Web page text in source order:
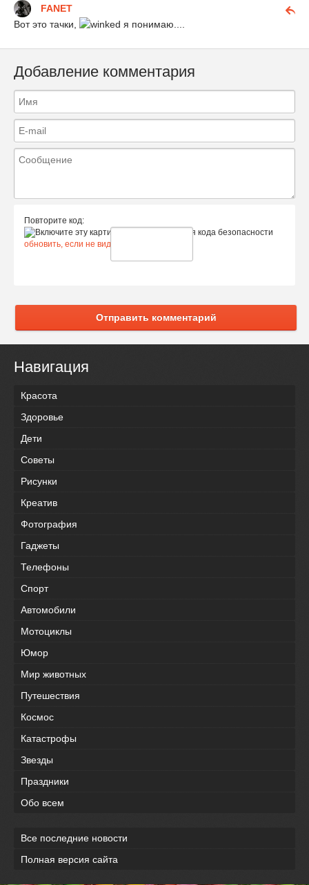
FANET
Вот это тачки,
я понимаю....
Добавление комментария
Повторите код:
обновить, если не виден код
Отправить комментарий
Навигация
Красота
Здоровье
Дети
Советы
Рисунки
Креатив
Фотография
Гаджеты
Телефоны
Спорт
Автомобили
Мотоциклы
Юмор
Мир животных
Путешествия
Космос
Катастрофы
Звезды
Праздники
Обо всем
Все последние новости
Полная версия сайта